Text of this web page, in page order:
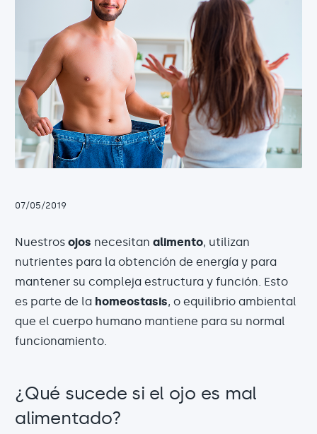
07/05/2019
Nuestros ojos necesitan alimento, utilizan
nutrientes para la obtención de energía y para
mantener su compleja estructura y función. Esto
es parte de la homeostasis, o equilibrio ambiental
que el cuerpo humano mantiene para su normal
funcionamiento.
¿Qué sucede si el ojo es mal
alimentado?